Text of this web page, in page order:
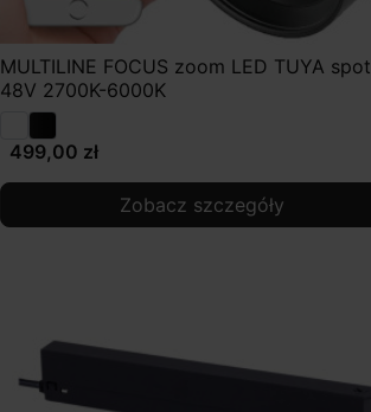
MULTILINE FOCUS zoom LED TUYA spot
48V 2700K-6000K
499,00 zł
Zobacz szczegóły